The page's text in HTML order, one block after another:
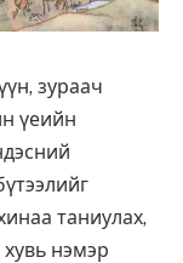
зураач
үеийн
таниулах,
хувь нэмэр